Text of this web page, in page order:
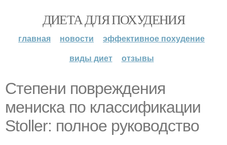
ДИЕТА ДЛЯ ПОХУДЕНИЯ
главная новости
эффективное похудение
виды диет
отзывы
Степени повреждения
мениска по классификации
Stoller: полное руководство